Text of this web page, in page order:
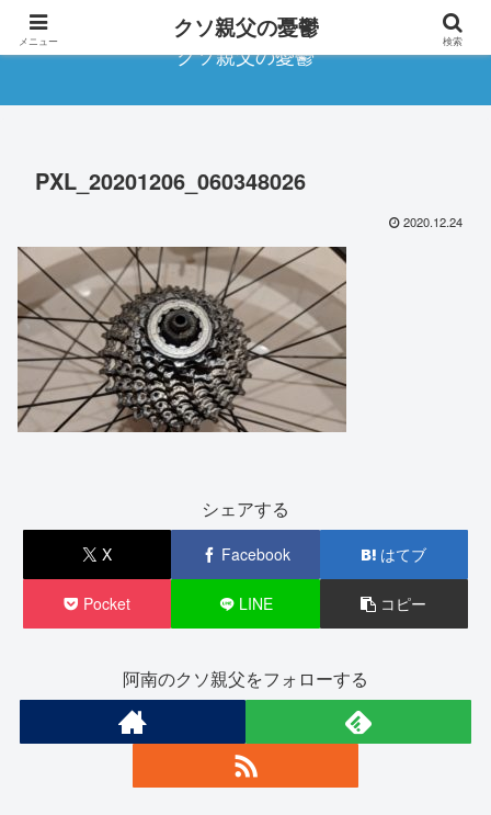
クソ親父の憂鬱
PXL_20201206_060348026
2020.12.24
シェアする
X Facebook はてブ
Pocket LINE コピー
阿南のクソ親父をフォローする
メニュー クソ親父の憂鬱 検索